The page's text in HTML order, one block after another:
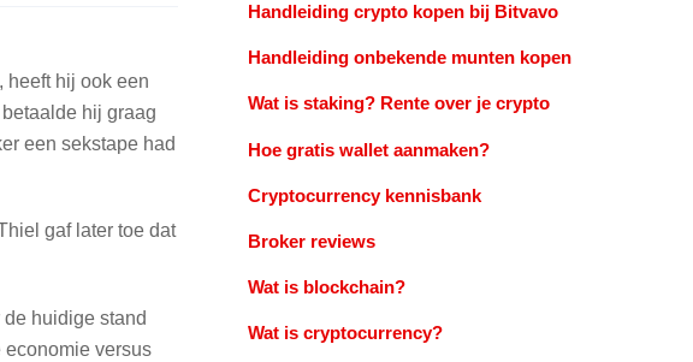
heeft hij ook een
hij graag
een sekstape had
gaf later toe dat
de huidige stand
versus
Handleiding crypto kopen bij Bitvavo
Handleiding onbekende munten kopen
Wat is staking? Rente over je crypto
Hoe gratis wallet aanmaken?
Cryptocurrency kennisbank
Broker reviews
Wat is blockchain?
Wat is cryptocurrency?